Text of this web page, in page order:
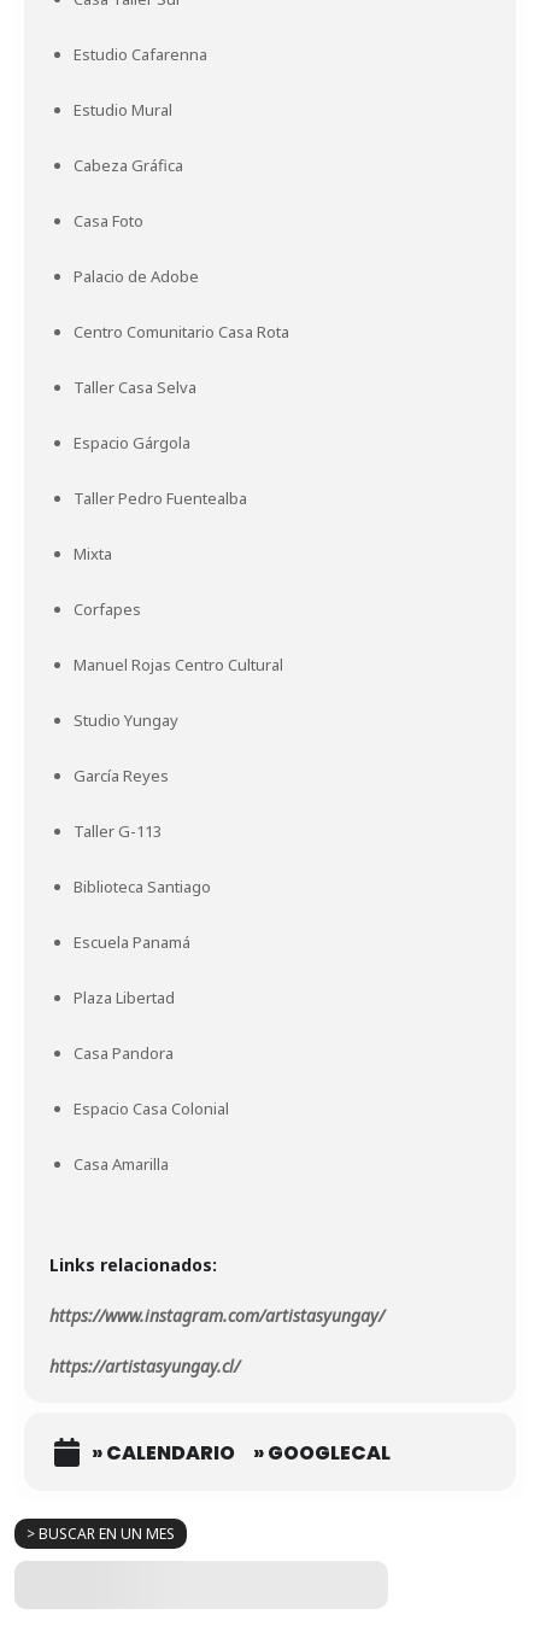
> BUSCAR EN UN MES
Estudio Cafarenna
Estudio Mural
Cabeza Gráfica
Casa Foto
Palacio de Adobe
Centro Comunitario Casa Rota
Taller Casa Selva
Espacio Gárgola
Taller Pedro Fuentealba
Mixta
Corfapes
Manuel Rojas Centro Cultural
Studio Yungay
García Reyes
Taller G-113
Biblioteca Santiago
Escuela Panamá
Plaza Libertad
Casa Pandora
Espacio Casa Colonial
Casa Amarilla
Links relacionados:
https://www.instagram.com/artistasyungay/
https://artistasyungay.cl/
» CALENDARIO » GOOGLECAL